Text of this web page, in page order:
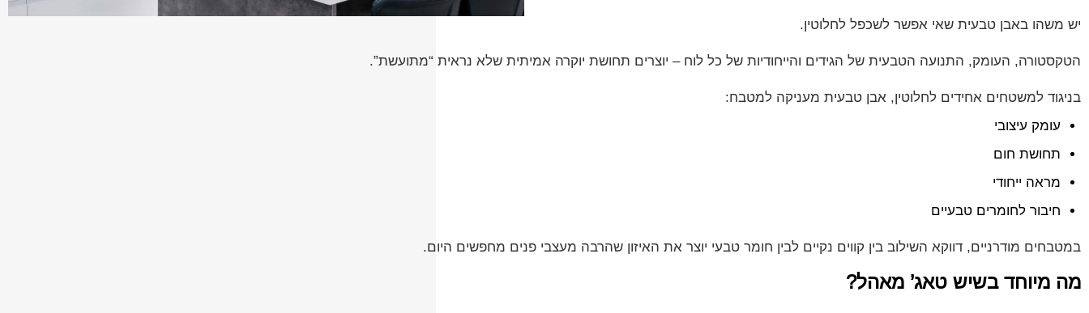
יש משהו באבן טבעית שאי אפשר לשכפל לחלוטין.
הטקסטורה, העומק, התנועה הטבעית של הגידים והייחודיות של כל לוח – יוצרים תחושת יוקרה אמיתית שלא נראית “מתועשת”.
בניגוד למשטחים אחידים לחלוטין, אבן טבעית מעניקה למטבח:
עומק עיצובי
תחושת חום
מראה ייחודי
חיבור לחומרים טבעיים
במטבחים מודרניים, דווקא השילוב בין קווים נקיים לבין חומר טבעי יוצר את האיזון שהרבה מעצבי פנים מחפשים היום.
מה מיוחד בשיש טאג’ מאהל?